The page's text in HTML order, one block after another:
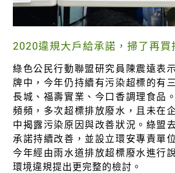
2020違規大戶給承諾，掃了再買
綠色公民行動聯盟研究員陳震遠表
牌中，今年仍持續有污染超標的有
長城、福壽實業、今口香調理食品
頻頻，多次超標排放廢水，且未在
中揭露污染原因與改善狀況。綠盟
承諾持續改善，並設立環安專責單
今年經由雨水道排放超標廢水進行
環境違規提出更完整的檢討。